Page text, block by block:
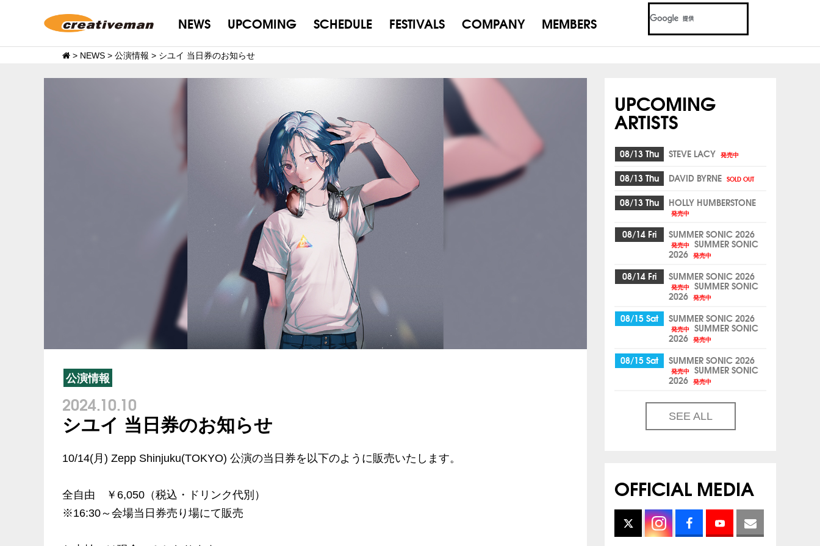
NEWS UPCOMING SCHEDULE FESTIVALS COMPANY MEMBERS
> NEWS > 公演情報 > シユイ 当日券のお知らせ
公演情報
2024.10.10
シユイ 当日券のお知らせ
10/14(月) Zepp Shinjuku(TOKYO) 公演の当日券を以下のように販売いたします。
全自由 ￥6,050（税込・ドリンク代別）
※16:30～会場当日券売り場にて販売
UPCOMING
ARTISTS
08/13 Thu STEVE LACY 発売中
08/13 Thu DAVID BYRNE SOLD OUT
08/13 Thu HOLLY HUMBERSTONE
発売中
08/14 Fri SUMMER SONIC 2026
発売中 SUMMER SONIC
2026 発売中
08/14 Fri SUMMER SONIC 2026
発売中 SUMMER SONIC
2026 発売中
08/15 Sat SUMMER SONIC 2026
発売中 SUMMER SONIC
2026 発売中
08/15 Sat SUMMER SONIC 2026
発売中 SUMMER SONIC
2026 発売中
SEE ALL
OFFICIAL MEDIA